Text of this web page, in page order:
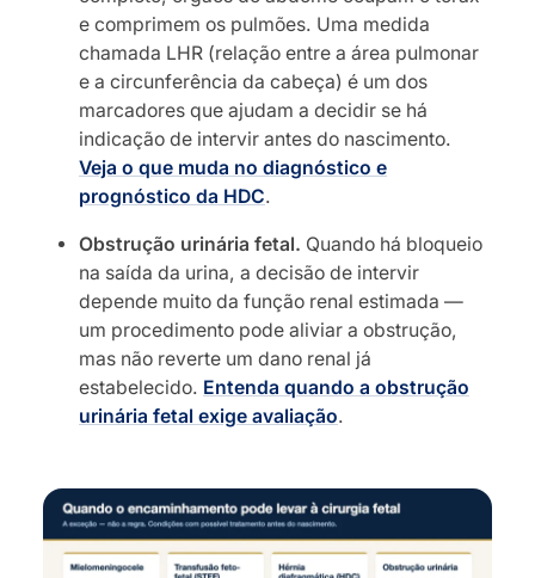
e comprimem os pulmões. Uma medida
chamada LHR (relação entre a área pulmonar
e a circunferência da cabeça) é um dos
marcadores que ajudam a decidir se há
indicação de intervir antes do nascimento.
Veja o que muda no diagnóstico e
prognóstico da HDC.
Obstrução urinária fetal. Quando há bloqueio
na saída da urina, a decisão de intervir
depende muito da função renal estimada —
um procedimento pode aliviar a obstrução,
mas não reverte um dano renal já
estabelecido. Entenda quando a obstrução
urinária fetal exige avaliação.